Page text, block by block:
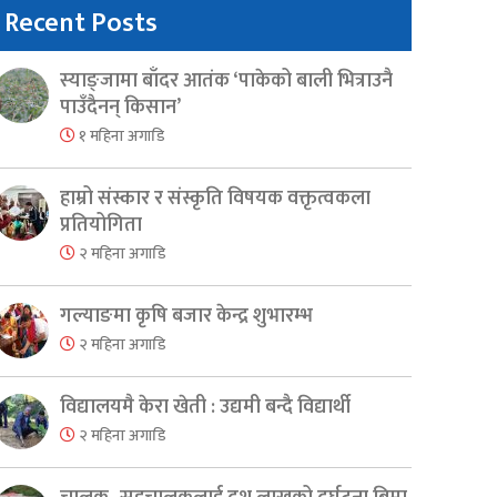
Recent Posts
स्याङ्जामा बाँदर आतंक ‘पाकेको बाली भित्राउनै
पाउँदैनन् किसान’
१ महिना अगाडि
हाम्रो संस्कार र संस्कृति विषयक वक्तृत्वकला
प्रतियोगिता
२ महिना अगाडि
गल्याङमा कृषि बजार केन्द्र शुभारम्भ
२ महिना अगाडि
विद्यालयमै केरा खेती : उद्यमी बन्दै विद्यार्थी
२ महिना अगाडि